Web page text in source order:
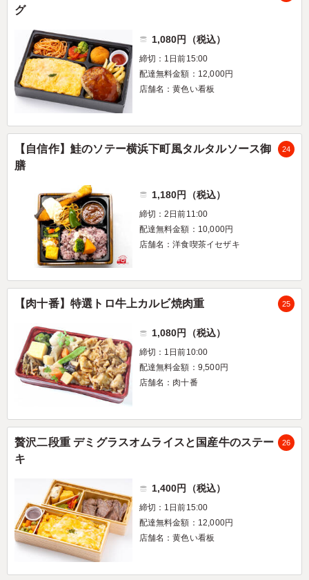
グ
1,080円（税込）
締切：1日前15:00
配達無料金額：12,000円
店舗名：黄色い看板
【自信作】鮭のソテー横浜下町風タルタルソース御
膳
24
1,180円（税込）
締切：2日前11:00
配達無料金額：10,000円
店舗名：洋食喫茶イセザキ
【肉十番】特選トロ牛上カルビ焼肉重 25
1,080円（税込）
締切：1日前10:00
配達無料金額：9,500円
店舗名：肉十番
贅沢二段重 デミグラスオムライスと国産牛のステー
キ
26
1,400円（税込）
締切：1日前15:00
配達無料金額：12,000円
店舗名：黄色い看板